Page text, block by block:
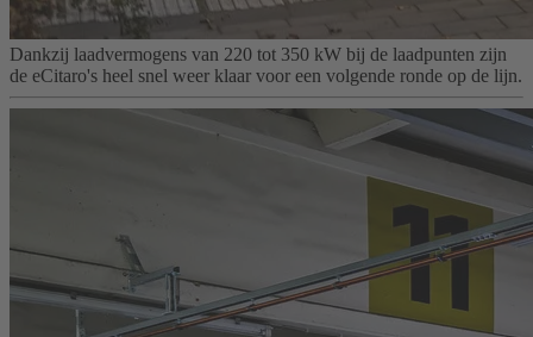
Dankzij laadvermogens van 220 tot 350 kW bij de laadpunten zijn
de eCitaro's heel snel weer klaar voor een volgende ronde op de lijn.